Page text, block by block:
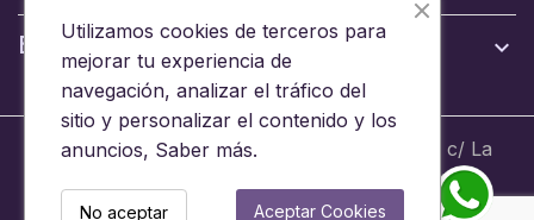
Boletín 
© 2024 - Brinquedos 15008 SL B44653608 c/ La
Ermita 6, 15008 A Coruña - Todos los derechos
reservados
Utilizamos cookies de terceros para
mejorar tu experiencia de
navegación, analizar el tráfico del
sitio y personalizar el contenido y los
anuncios, Saber más.
Aceptar Cookies
No aceptar